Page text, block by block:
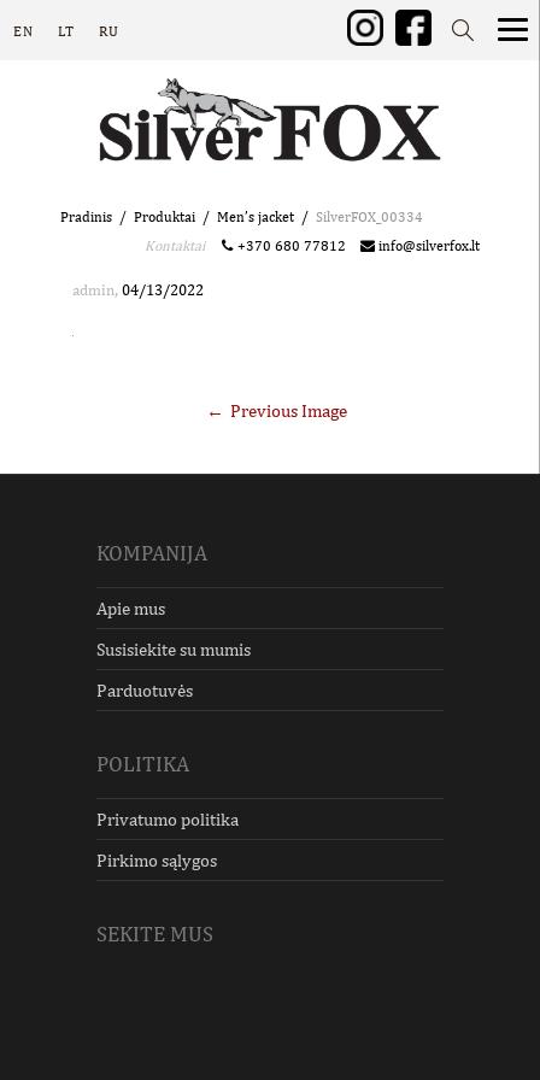
EN LT RU
Pradinis Produktai Men’s jacket
SilverFOX_00334
Kontaktai
+370 680 77812 info@silverfox.lt
admin, 04/13/2022
Previous Image
KOMPANIJA
Apie mus
Susisiekite su mumis
Parduotuvės
POLITIKA
Privatumo politika
Pirkimo sąlygos
SEKITE MUS